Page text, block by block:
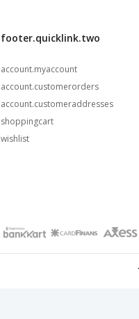
footer.quicklink.two
account.myaccount
account.customerorders
account.customeraddresses
shoppingcart
wishlist